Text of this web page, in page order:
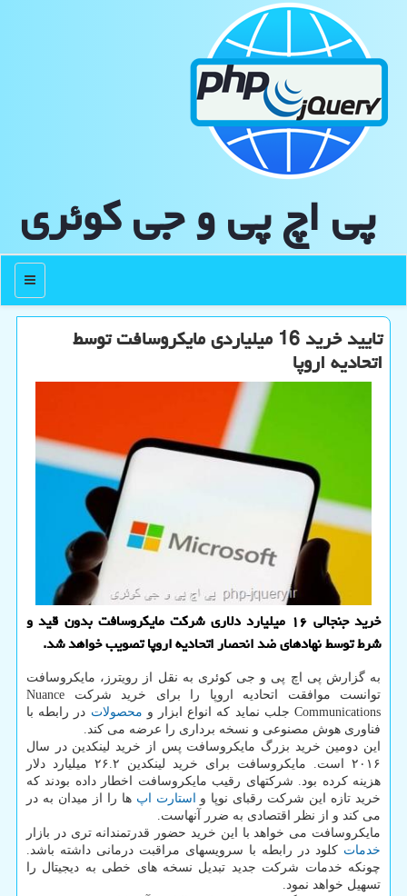
پی اچ پی و جی كوئری
منو
تایید خرید 16 میلیاردی مایکروسافت توسط
اتحادیه اروپا
خرید جنجالی ۱۶ میلیارد دلاری شرکت مایکروسافت بدون قید و
شرط توسط نهادهای ضد انحصار اتحادیه اروپا تصویب خواهد شد.
به گزارش پی اچ پی و جی کوئری به نقل از رویترز، مایکروسافت
توانست موافقت اتحادیه اروپا را برای خرید شرکت Nuance
Communications جلب نماید که انواع ابزار و
محصولات در رابطه با
فناوری هوش مصنوعی و نسخه برداری را عرضه می کند.
این دومین خرید بزرگ مایکروسافت پس از خرید لینکدین در سال
۲۰۱۶ است. مایکروسافت برای خرید لینکدین ۲۶.۲ میلیارد دلار
هزینه کرده بود. شرکتهای رقیب مایکروسافت اخطار داده بودند که
خرید تازه این شرکت رقبای نوپا و
استارت اپ ها را از میدان به در
می کند و از نظر اقتصادی به ضرر آنهاست.
مایکروسافت می خواهد با این خرید حضور قدرتمندانه تری در بازار
خدمات کلود در رابطه با سرویسهای مراقبت درمانی داشته باشد.
چونکه خدمات شرکت جدید تبدیل نسخه های خطی به دیجیتال را
تسهیل خواهد نمود.